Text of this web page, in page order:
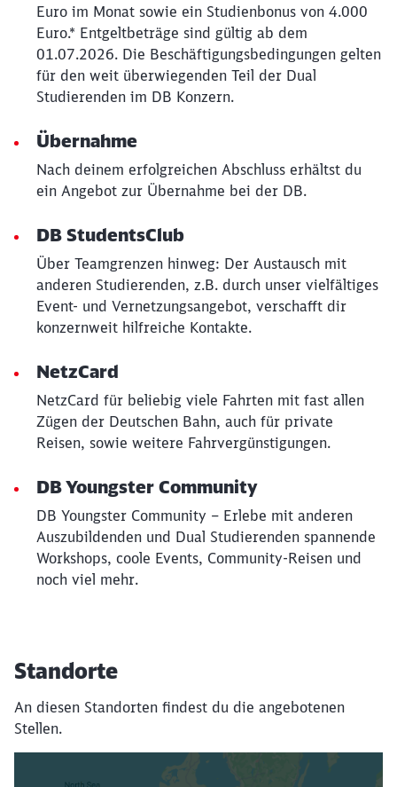
Euro im Monat sowie ein Studienbonus von 4.000
Euro.* Entgeltbeträge sind gültig ab dem
01.07.2026. Die Beschäftigungsbedingungen gelten
für den weit überwiegenden Teil der Dual
Studierenden im DB Konzern.
Übernahme
Nach deinem erfolgreichen Abschluss erhältst du
ein Angebot zur Übernahme bei der DB.
DB StudentsClub
Über Teamgrenzen hinweg: Der Austausch mit
anderen Studierenden, z.B. durch unser vielfältiges
Event- und Vernetzungsangebot, verschafft dir
konzernweit hilfreiche Kontakte.
NetzCard
NetzCard für beliebig viele Fahrten mit fast allen
Zügen der Deutschen Bahn, auch für private
Reisen, sowie weitere Fahrvergünstigungen.
DB Youngster Community
DB Youngster Community – Erlebe mit anderen
Auszubildenden und Dual Studierenden spannende
Workshops, coole Events, Community-Reisen und
noch viel mehr.
Standorte
An diesen Standorten findest du die angebotenen
Stellen.